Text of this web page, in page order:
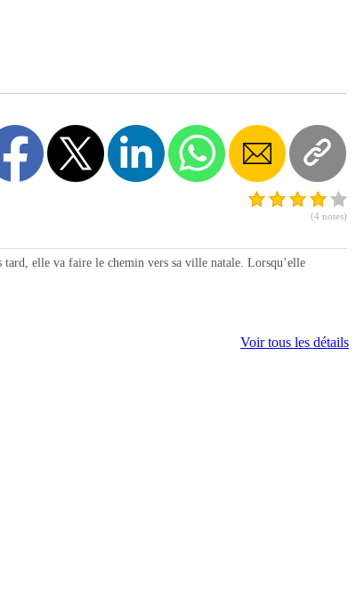
(4 notes)
elle va faire le chemin vers sa ville natale. Lorsqu’elle
Voir tous les détails